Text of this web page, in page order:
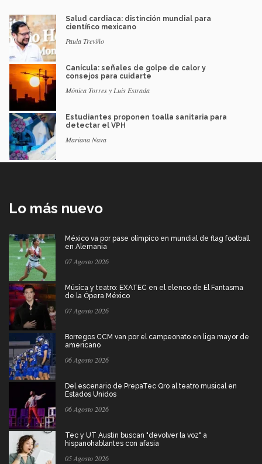
Salud cardiaca: distinción mundial para
científico mexicano
Paula Treviño
Canícula: señales de golpe de calor y
consejos para cuidarte
Mónica Torres y Luis Estrada
Estudiantes proponen toalla sanitaria para
detectar el VPH
Mariana Nava
Lo más nuevo
México va por pase olímpico en mundial de flag football
en Alemania
07 Agosto 2026
Música y teatro: EXATEC en el elenco de El Fantasma
de la Ópera México
07 Agosto 2026
Borregos CCM van por el campeonato en liga mayor de
americano
06 Agosto 2026
Del escenario de PrepaTec Qro al teatro musical en
Estados Unidos
06 Agosto 2026
Tec y UT Austin buscan "devolver la voz" a
hispanohablantes con afasia
05 Agosto 2026